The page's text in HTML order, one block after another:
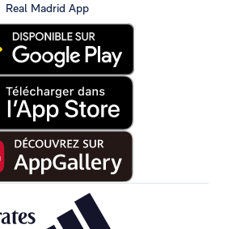
Real Madrid App